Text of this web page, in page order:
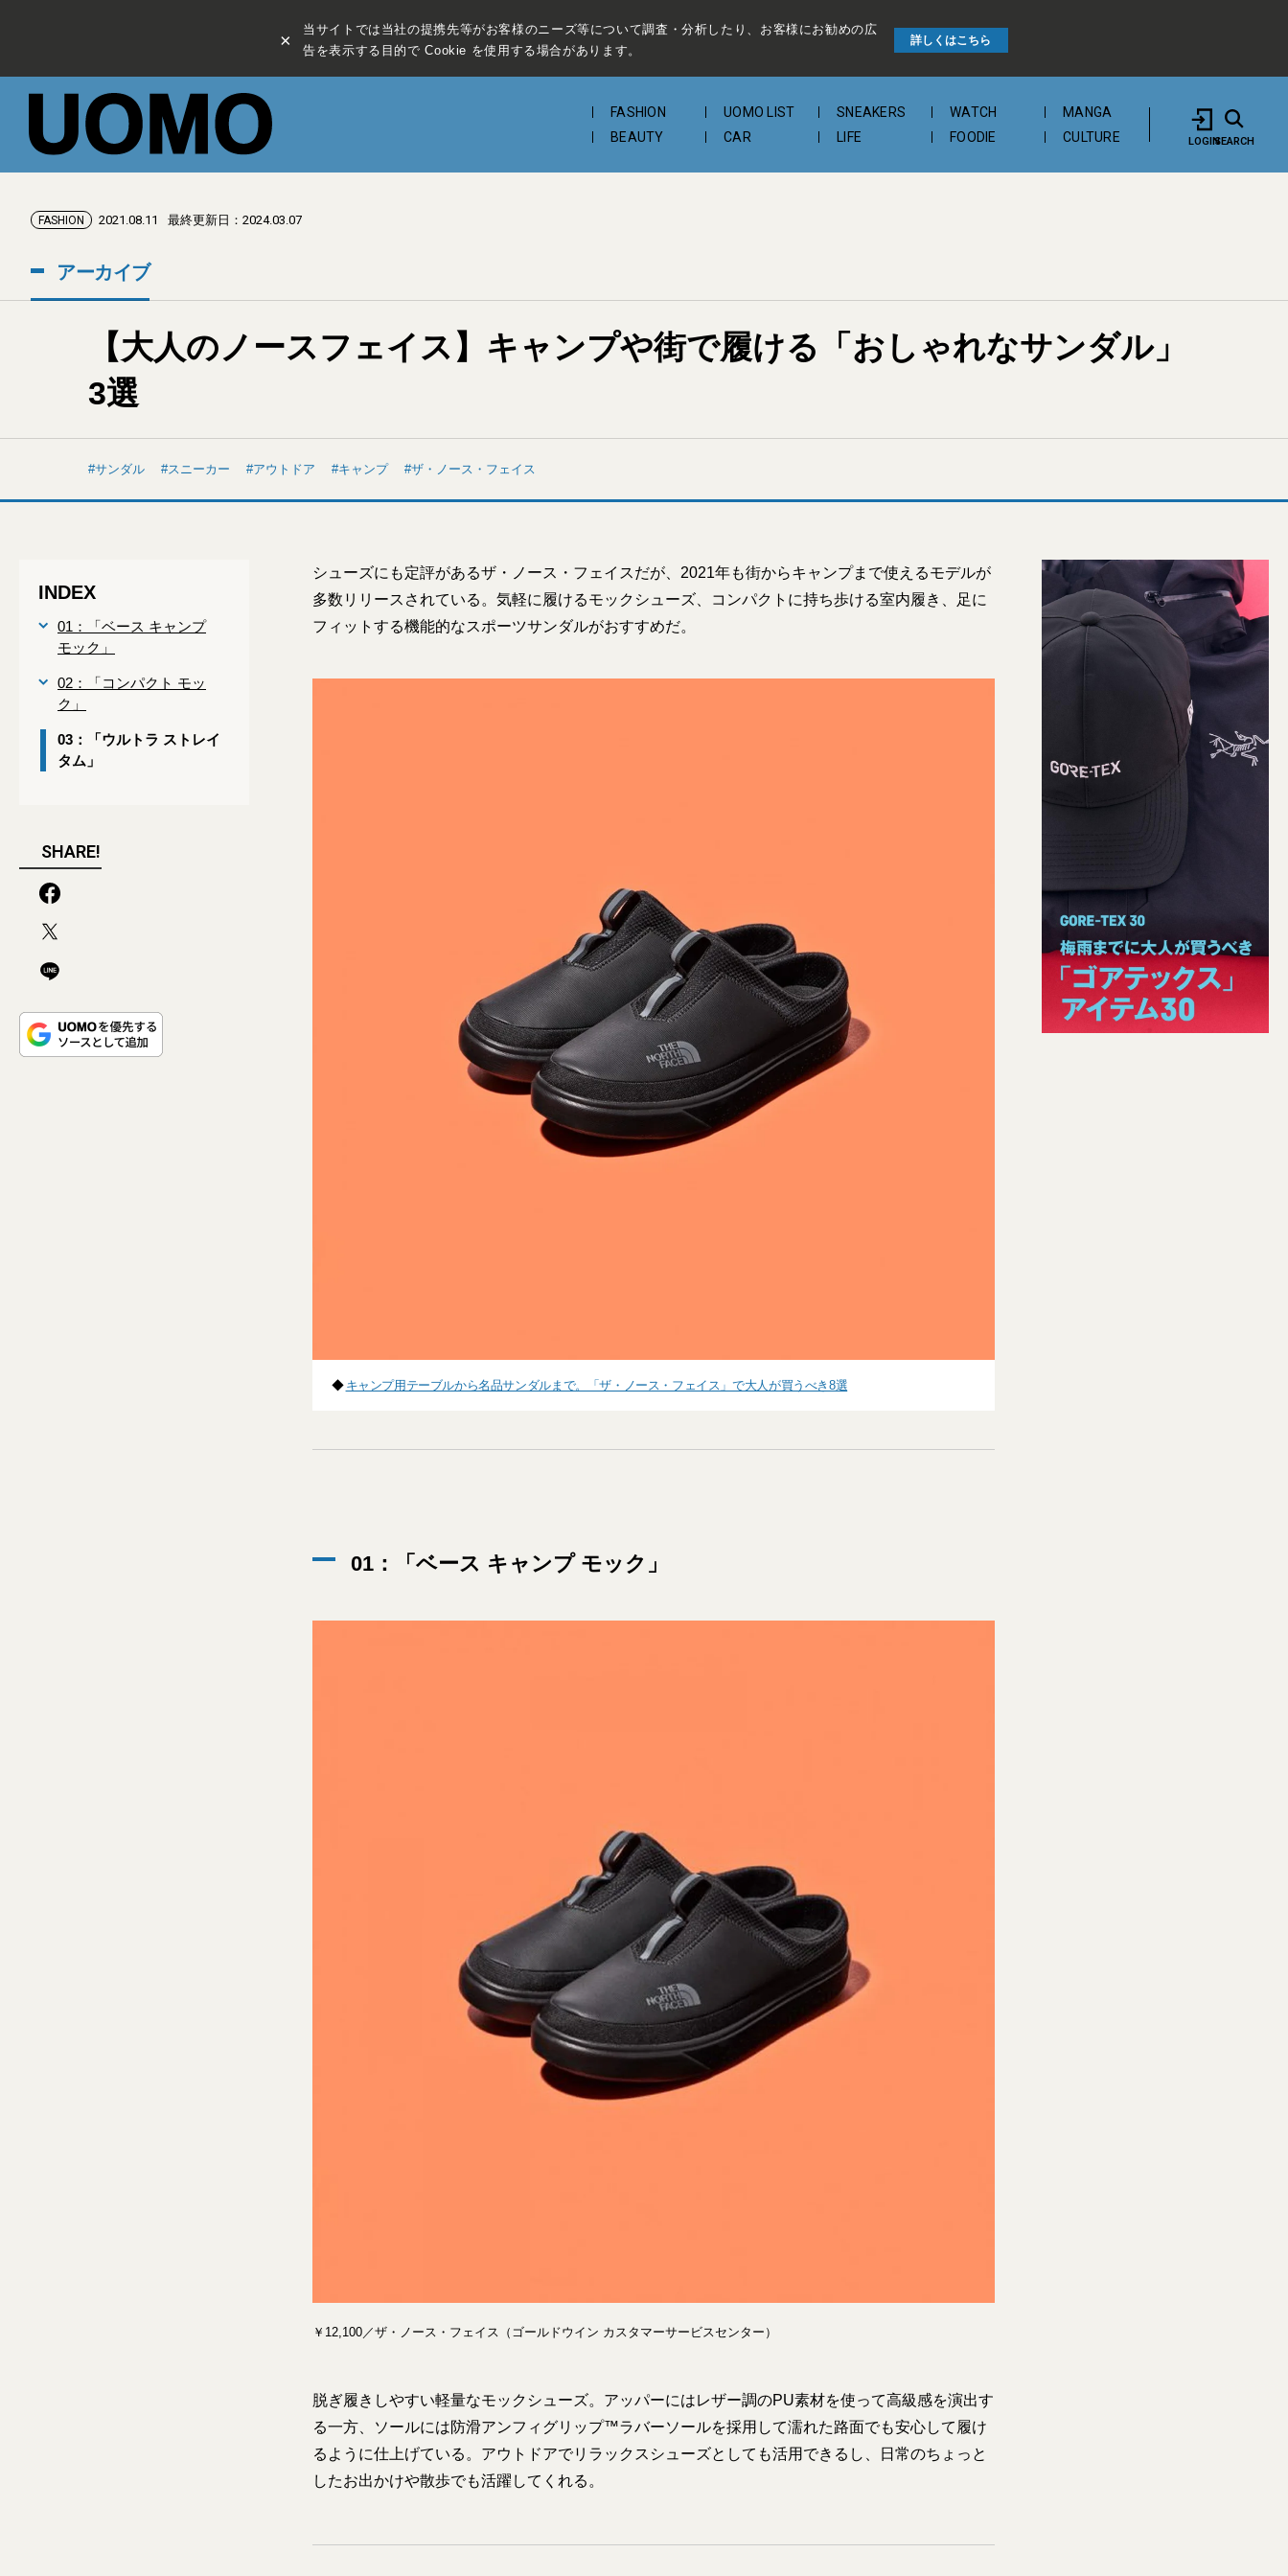
×
当サイトでは当社の提携先等がお客様のニーズ等について調査・分析したり、お客様にお勧めの広
告を表示する目的で Cookie を使用する場合があります。
詳しくはこちら
FASHION UOMO LIST SNEAKERS WATCH
MANGA
BEAUTY
CAR LIFE FOODIE CULTURE LOGINSEARCH
FASHION 2021.08.11 最終更新日：2024.03.07
アーカイブ
【大人のノースフェイス】キャンプや街で履ける「おしゃれなサンダル」
3選
サンダル スニーカー アウトドア キャンプ ザ・ノース・フェイス
INDEX
01：「ベース キャンプ
モック」
02：「コンパクト モッ
ク」
03：「ウルトラ ストレイ
タム」
SHARE!
シューズにも定評があるザ・ノース・フェイスだが、2021年も街からキャンプまで使えるモデルが
多数リリースされている。気軽に履けるモックシューズ、コンパクトに持ち歩ける室内履き、足に
フィットする機能的なスポーツサンダルがおすすめだ。
◆ キャンプ用テーブルから名品サンダルまで。「ザ・ノース・フェイス」で大人が買うべき8選
01：「ベース キャンプ モック」
￥12,100／ザ・ノース・フェイス（ゴールドウイン カスタマーサービスセンター）
脱ぎ履きしやすい軽量なモックシューズ。アッパーにはレザー調のPU素材を使って高級感を演出す
る一方、ソールには防滑アンフィグリップ™ラバーソールを採用して濡れた路面でも安心して履け
るように仕上げている。アウトドアでリラックスシューズとしても活用できるし、日常のちょっと
したお出かけや散歩でも活躍してくれる。